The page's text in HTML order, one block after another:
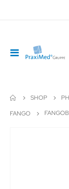
Navigation
umschalten
SHOP
FANGO